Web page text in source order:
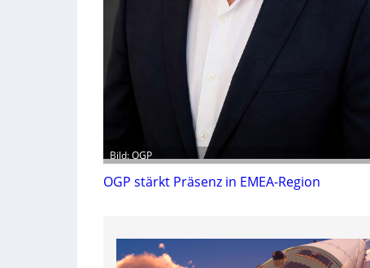
Bild: OGP
OGP stärkt Präsenz in EMEA-Region